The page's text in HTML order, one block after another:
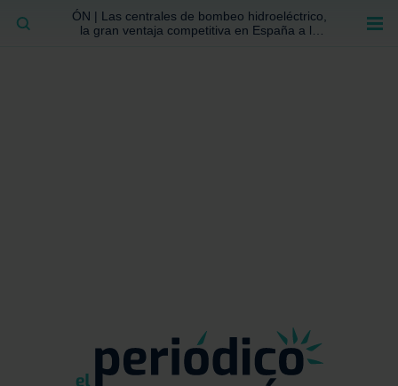
ÓN | Las centrales de bombeo hidroeléctrico,
la gran ventaja competitiva en España a la
BUSCAR